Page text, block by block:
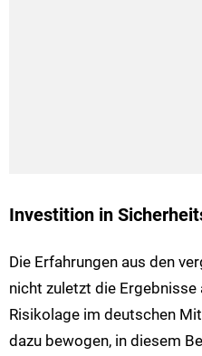
Investition in
Die Erfahrungen aus den
nicht zuletzt die Ergebnisse
Risikolage im deutschen
dazu bewogen, in diesem